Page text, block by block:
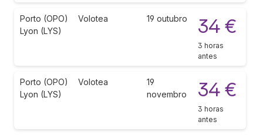
Porto (OPO)
Lyon (LYS)
Volotea 19 outubro 34 €
3 horas
antes
Porto (OPO)
Lyon (LYS)
Volotea
19
novembro
34 €
3 horas
antes